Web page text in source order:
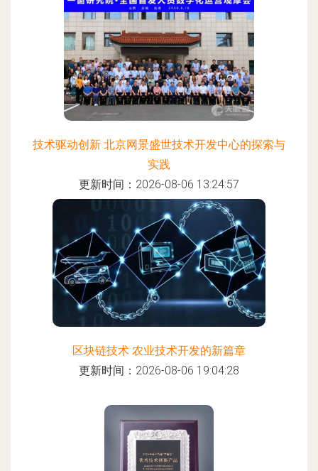
技术驱动创新 北京网景盛世技术开发中心的探索与
实践
更新时间：2026-08-06 13:24:57
区块链技术 农业技术开发的新篇章
更新时间：2026-08-06 19:04:28